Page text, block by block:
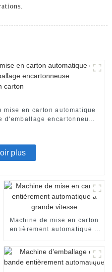
mise en carton automatique
encartonneuse
plus
Machine de mise en carton
entièrement automatique à